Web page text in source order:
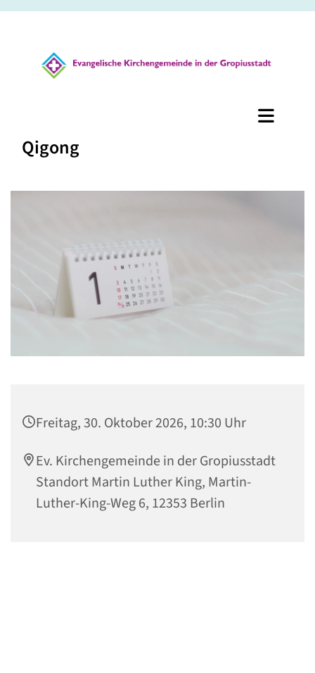
Qigong
Freitag, 30. Oktober 2026, 10:30 Uhr
Ev. Kirchengemeinde in der Gropiusstadt
Standort Martin Luther King, Martin-
Luther-King-Weg 6, 12353 Berlin